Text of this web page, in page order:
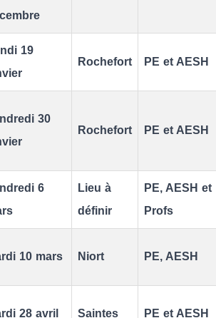
19
Rochefort PE et AESH
30
Rochefort PE et AESH
6
Lieu à
définir
PE, AESH et
Profs
10 mars Niort PE, AESH
28 avril Saintes PE et AESH